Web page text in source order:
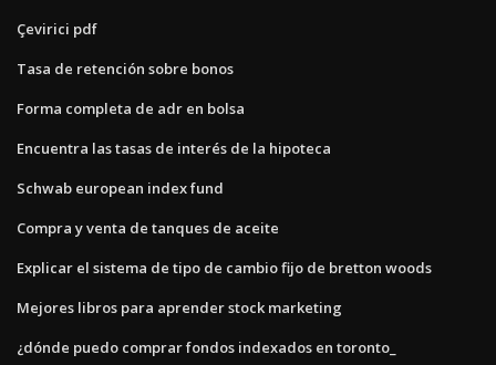
Çevirici pdf
Tasa de retención sobre bonos
Forma completa de adr en bolsa
Encuentra las tasas de interés de la hipoteca
Schwab european index fund
Compra y venta de tanques de aceite
Explicar el sistema de tipo de cambio fijo de bretton woods
Mejores libros para aprender stock marketing
¿dónde puedo comprar fondos indexados en toronto_